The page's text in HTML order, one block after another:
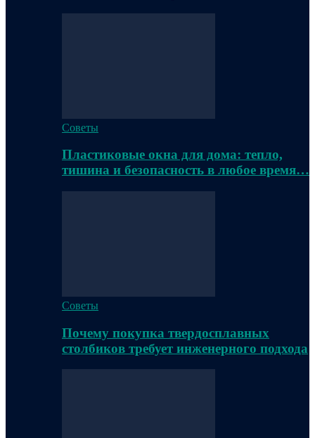
Советы
Пластиковые окна для дома: тепло,
тишина и безопасность в любое время…
Советы
Почему покупка твердосплавных
столбиков требует инженерного подхода